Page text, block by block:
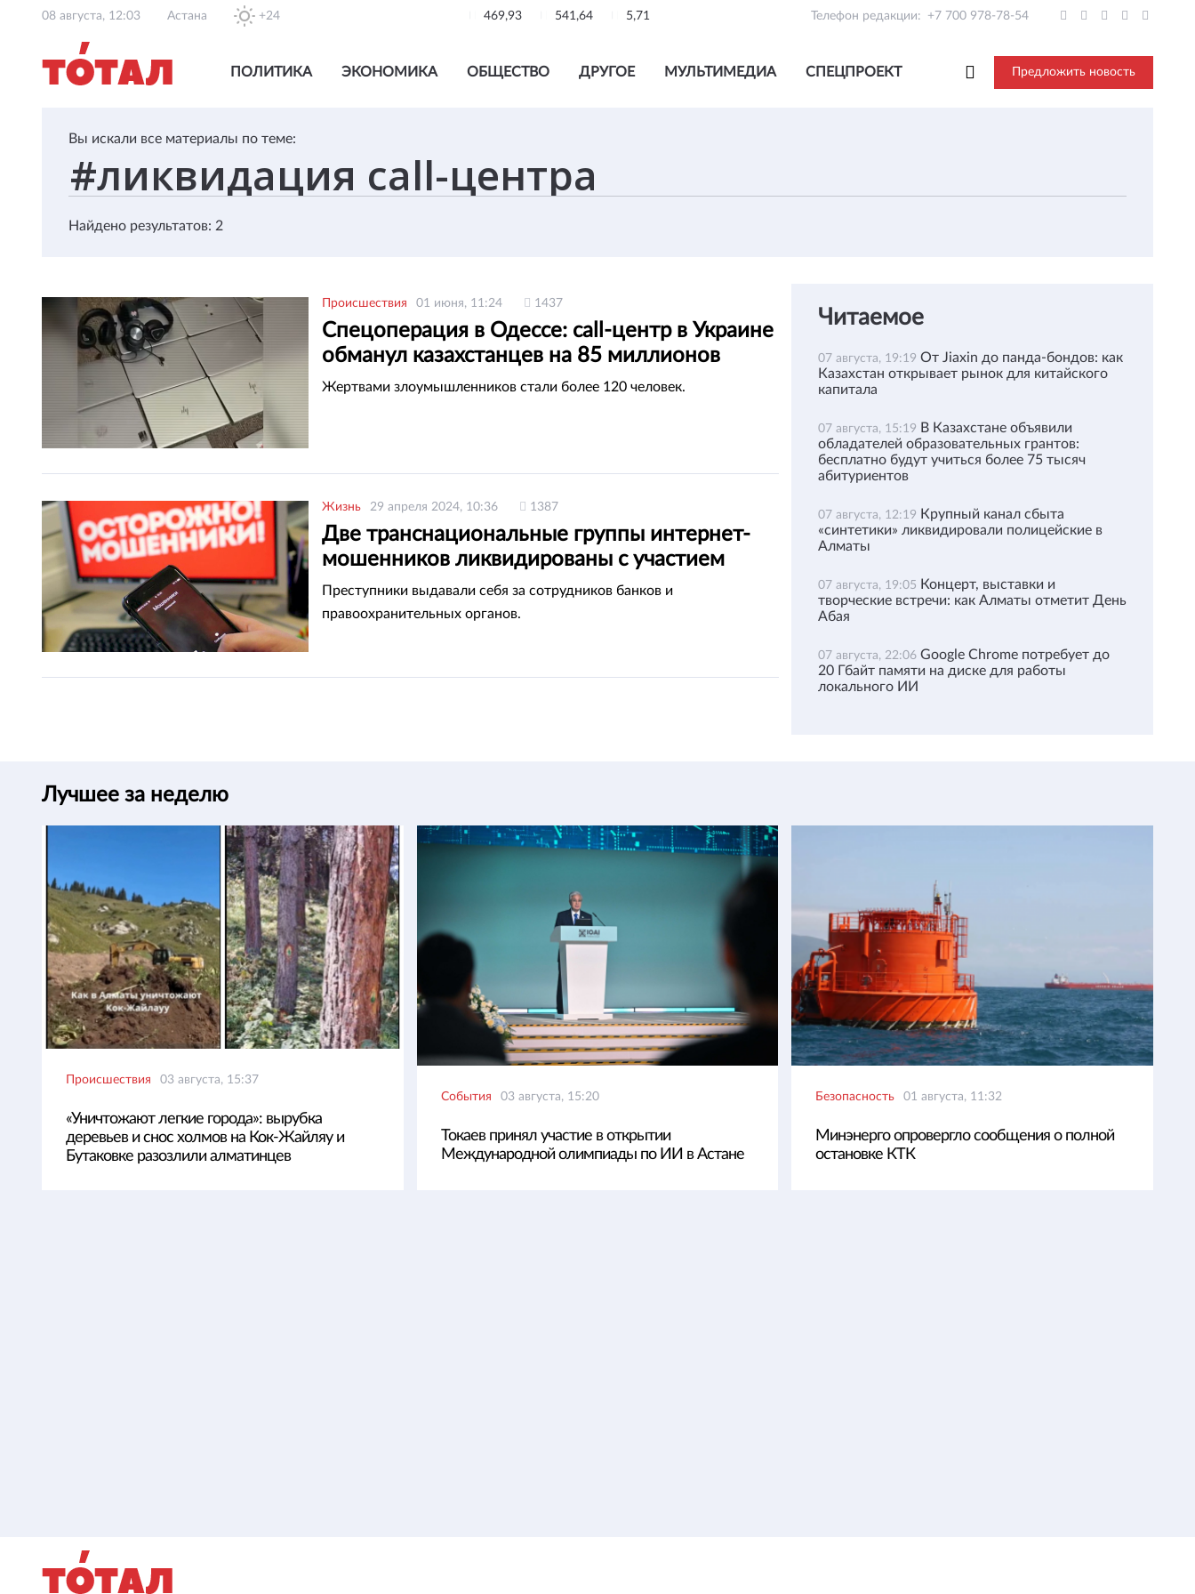
08 августа, 12:03 Астана +24 469,93 541,64 5,71 Телефон редакции: +7 700 978-78-54
ПОЛИТИКА ЭКОНОМИКА ОБЩЕСТВО ДРУГОЕ МУЛЬТИМЕДИА СПЕЦПРОЕКТ Предложить новость
Вы искали все материалы по теме:
Найдено результатов: 2
Происшествия 01 июня, 11:24 1437
Спецоперация в Одессе: call-центр в Украине
обманул казахстанцев на 85 миллионов
тенге
Жертвами злоумышленников стали более 120 человек.
Жизнь 29 апреля 2024, 10:36 1387
Две транснациональные группы интернет-
мошенников ликвидированы с участием
полиции РК
Преступники выдавали себя за сотрудников банков и
правоохранительных органов.
Читаемое
07 августа, 19:19 От Jiaxin до панда-бондов: как
Казахстан открывает рынок для китайского
капитала
07 августа, 15:19 В Казахстане объявили
обладателей образовательных грантов:
бесплатно будут учиться более 75 тысяч
абитуриентов
07 августа, 12:19 Крупный канал сбыта
«синтетики» ликвидировали полицейские в
Алматы
07 августа, 19:05 Концерт, выставки и
творческие встречи: как Алматы отметит День
Абая
07 августа, 22:06 Google Chrome потребует до
20 Гбайт памяти на диске для работы
локального ИИ
Лучшее за неделю
Происшествия 03 августа, 15:37
«Уничтожают легкие города»: вырубка
деревьев и снос холмов на Кок-Жайляу и
Бутаковке разозлили алматинцев
События 03 августа, 15:20
Токаев принял участие в открытии
Международной олимпиады по ИИ в Астане
Безопасность 01 августа, 11:32
Минэнерго опровергло сообщения о полной
остановке КТК